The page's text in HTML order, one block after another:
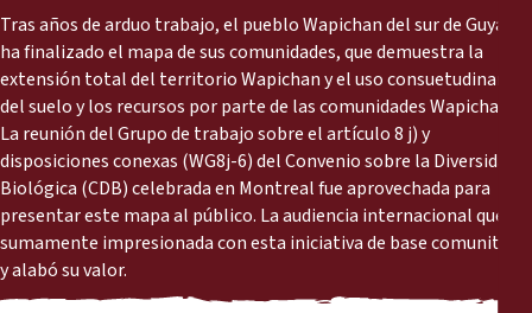
Qui nous sommes
Salle de presse
Nous soutenir
Publications et ressources
Publications et ressources
Actualités
Rapports
Communiqués de presse
Tras años de arduo trabajo, el pueblo Wapichan del sur de Guyana
ha finalizado el mapa de sus comunidades, que demuestra la
extensión total del territorio Wapichan y el uso consuetudinaria
del suelo y los recursos por parte de las comunidades Wapichan.
La reunión del Grupo de trabajo sobre el artículo 8 j) y
disposiciones conexas (WG8j-6) del Convenio sobre la Diversidad
Biológica (CDB) celebrada en Montreal fue aprovechada para
presentar este mapa al público. La audiencia internacional quedó
sumamente impresionada con esta iniciativa de base comunitaria
y alabó su valor.